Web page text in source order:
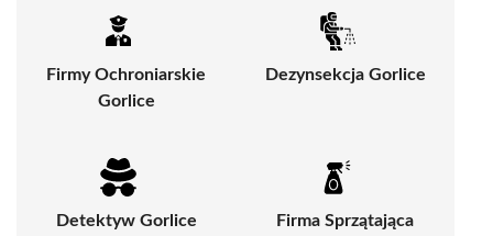
Firmy Ochroniarskie
Gorlice
Dezynsekcja Gorlice
Detektyw Gorlice
Firma Sprzątająca